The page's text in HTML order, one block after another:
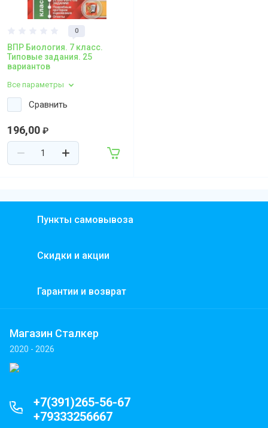
0
ВПР Биология. 7 класс.
Типовые задания. 25
вариантов
Все параметры
Сравнить
196,00 ₽
Пункты самовывоза
Скидки и акции
Гарантии и возврат
Магазин Сталкер
2020 - 2026
+7(391)265-56-67
+79333256667